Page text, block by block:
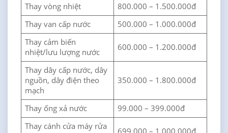
Thay vòng nhiệt
800.000 – 1.500.000đ
Thay van cấp nước
500.000 – 1.000.000đ
Thay cảm biến
nhiệt/lưu lượng nước
600.000 – 1.200.000đ
Thay dây cấp nước, dây
nguồn, dây điện theo
mạch
350.000 – 1.800.000đ
Thay ống xả nước
99.000 – 399.000đ
Thay cánh cửa máy rửa